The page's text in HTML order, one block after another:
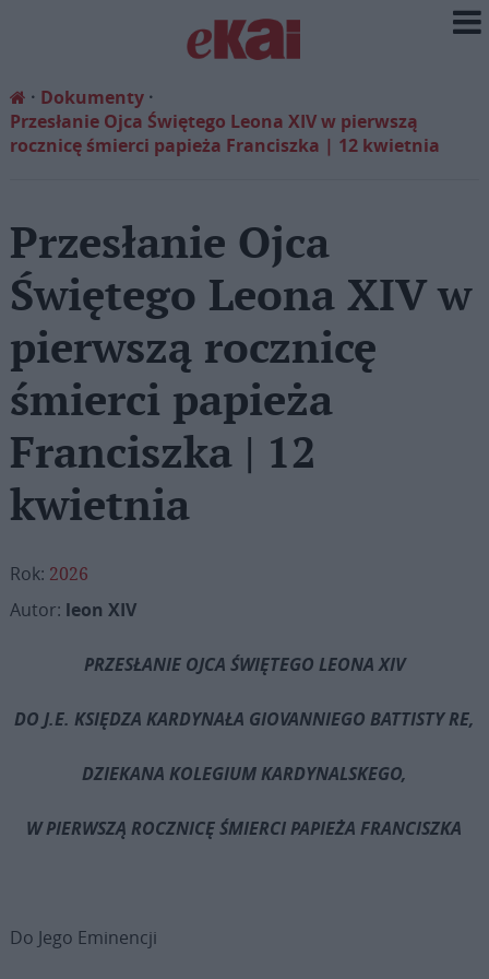
Dokumenty
Przesłanie Ojca Świętego Leona XIV w pierwszą
rocznicę śmierci papieża Franciszka | 12 kwietnia
Przesłanie Ojca
Świętego Leona XIV w
pierwszą rocznicę
śmierci papieża
Franciszka | 12
kwietnia
Rok: 2026
Autor: leon XIV
PRZESŁANIE OJCA ŚWIĘTEGO LEONA XIV
DO J.E. KSIĘDZA KARDYNAŁA GIOVANNIEGO BATTISTY RE,
DZIEKANA KOLEGIUM KARDYNALSKEGO,
W PIERWSZĄ ROCZNICĘ ŚMIERCI PAPIEŻA FRANCISZKA
Do Jego Eminencji